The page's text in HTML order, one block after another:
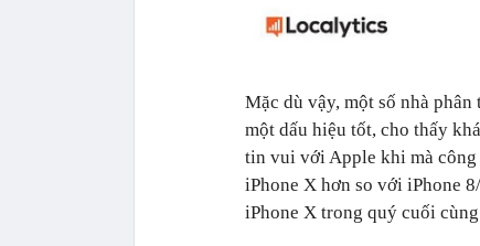
Mặc dù vậy, một số nhà
một dấu hiệu tốt, cho thấy
tin vui với Apple khi mà
iPhone X hơn so với iPhone
iPhone X trong quý cuối